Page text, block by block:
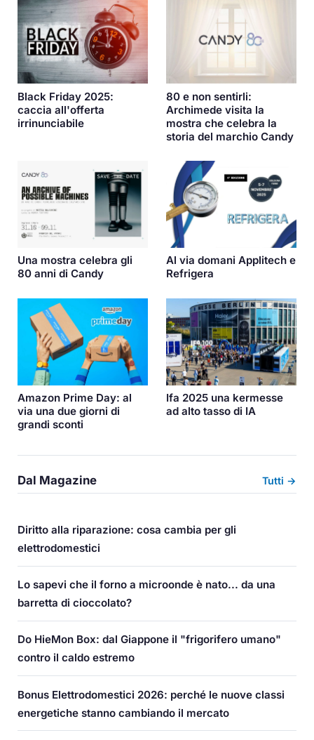
Black Friday 2025:
caccia all'offerta
irrinunciabile
80 e non sentirli:
Archimede visita la
mostra che celebra la
storia del marchio Candy
Una mostra celebra gli
80 anni di Candy
Al via domani Applitech e
Refrigera
Amazon Prime Day: al
via una due giorni di
grandi sconti
Ifa 2025 una kermesse
ad alto tasso di IA
Dal Magazine Tutti →
Diritto alla riparazione: cosa cambia per gli
elettrodomestici
Lo sapevi che il forno a microonde è nato... da una
barretta di cioccolato?
Do HieMon Box: dal Giappone il "frigorifero umano"
contro il caldo estremo
Bonus Elettrodomestici 2026: perché le nuove classi
energetiche stanno cambiando il mercato